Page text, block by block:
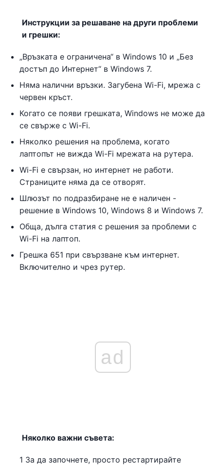
Инструкции за решаване на други проблеми
и грешки:
„Връзката е ограничена“ в Windows 10 и „Без
достъп до Интернет“ в Windows 7.
Няма налични връзки. Загубена Wi-Fi, мрежа с
червен кръст.
Когато се появи грешката, Windows не може да
се свърже с Wi-Fi.
Няколко решения на проблема, когато
лаптопът не вижда Wi-Fi мрежата на рутера.
Wi-Fi е свързан, но интернет не работи.
Страниците няма да се отворят.
Шлюзът по подразбиране не е наличен -
решение в Windows 10, Windows 8 и Windows 7.
Обща, дълга статия с решения за проблеми с
Wi-Fi на лаптоп.
Грешка 651 при свързване към интернет.
Включително и чрез рутер.
ad
Няколко важни съвета:
1 За да започнете, просто рестартирайте